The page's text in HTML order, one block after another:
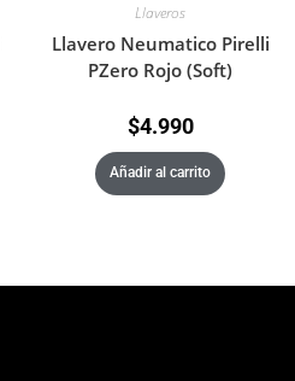
Llaveros
Llavero Neumatico Pirelli
PZero Rojo (Soft)
$4.990
Añadir al carrito